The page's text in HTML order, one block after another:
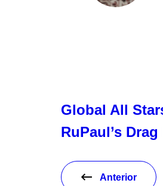
Global All
RuPaul’s
Anterior